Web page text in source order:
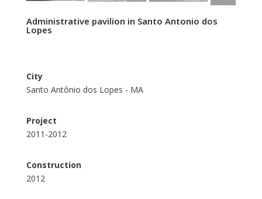
Administrative pavilion in Santo Antonio dos
Lopes
City
Santo Antônio dos Lopes - MA
Project
2011-2012
Construction
2012